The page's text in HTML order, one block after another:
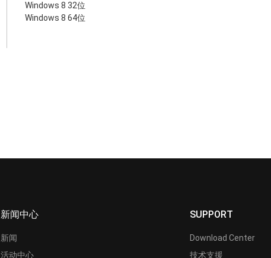
Windows 8 32位
Windows 8 64位
新闻中心
新闻
活动中心
SUPPORT
Download Center
技术支援